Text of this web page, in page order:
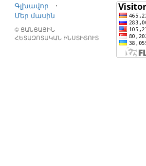
Գլխավոր
⋅
Մեր մասին
© ՑԱՆՑԱՅԻՆ
ՀԵՏԱԶՈՏԱԿԱՆ ԻՆՍՏԻՏՈՒՏ